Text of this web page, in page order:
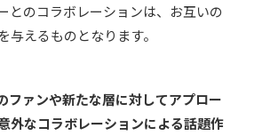
とのコラボレーションは、お互いの
与えるものとなります。
ファンや新たな層に対してアプロー
外なコラボレーションによる話題作